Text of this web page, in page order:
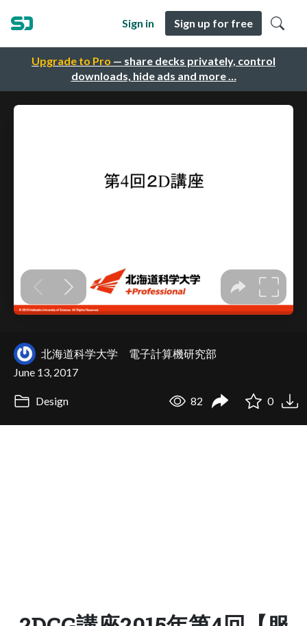
Upgrade to Pro — share decks privately, control
downloads, hide ads and more …
Sign in Sign up for free
北海道科学大学 電子計算機研究部
June 13, 2017
Design 82 0